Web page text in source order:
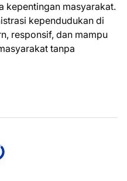
kepentingan masyarakat.
kependudukan di
responsif, dan mampu
tanpa